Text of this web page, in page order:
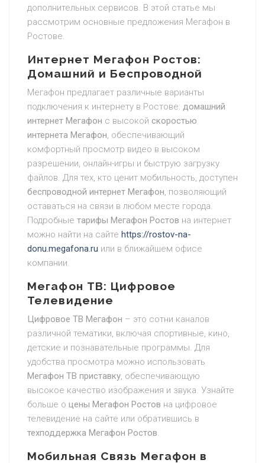
дополнительных сервисов. В этой статье мы
рассмотрим основные предложения Мегафон в
Ростове.
Интернет Мегафон Ростов:
Домашний и Беспроводной
Мегафон предлагает различные варианты
подключения к интернету в Ростове: домашний
интернет Мегафон с высокой скоростью
интернета Мегафон, обеспечивающий
комфортный просмотр видео в высоком
разрешении, онлайн-игры и быструю загрузку
файлов. Для тех, кто ценит мобильность, доступен
беспроводной интернет Мегафон, позволяющий
оставаться на связи в любом месте города.
Подробные тарифы Мегафон Ростов на интернет
можно найти на сайте https://rostov-na-
donu.megafona.ru или в ближайшем офисе
компании.
Мегафон ТВ: Цифровое
Телевидение
Цифровое ТВ Мегафон – это сотни каналов
различной тематики, включая спортивные, кино,
детские и познавательные программы. Для
удобства просмотра можно использовать
Мегафон ТВ приставку, обеспечивающую
высокое качество изображения и звука. Узнайте
больше о цены Мегафон Ростов на цифровое
телевидение на сайте или обратившись в
техподдержка Мегафон Ростов.
Мобильная Связь Мегафон в